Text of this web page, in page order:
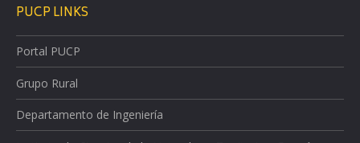
PUCP LINKS
Portal PUCP
Grupo Rural
Departamento de Ingeniería